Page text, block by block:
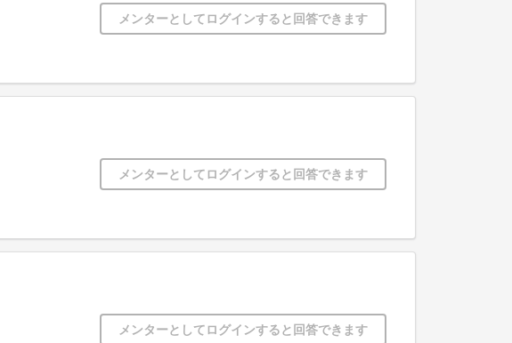
メンターとしてログインすると回答できます
メンターとしてログインすると回答できます
メンターとしてログインすると回答できます